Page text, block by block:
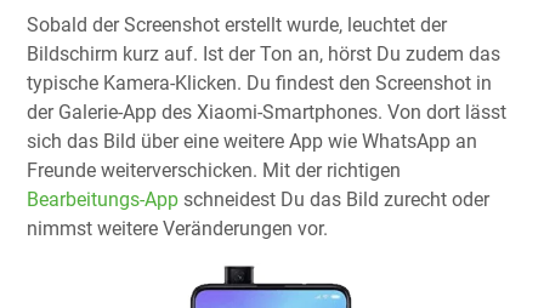
Sobald der Screenshot erstellt wurde, leuchtet der
Bildschirm kurz auf. Ist der Ton an, hörst Du zudem das
typische Kamera-Klicken. Du findest den Screenshot in
der Galerie-App des Xiaomi-Smartphones. Von dort lässt
sich das Bild über eine weitere App wie WhatsApp an
Freunde weiterverschicken. Mit der richtigen
Bearbeitungs-App schneidest Du das Bild zurecht oder
nimmst weitere Veränderungen vor.